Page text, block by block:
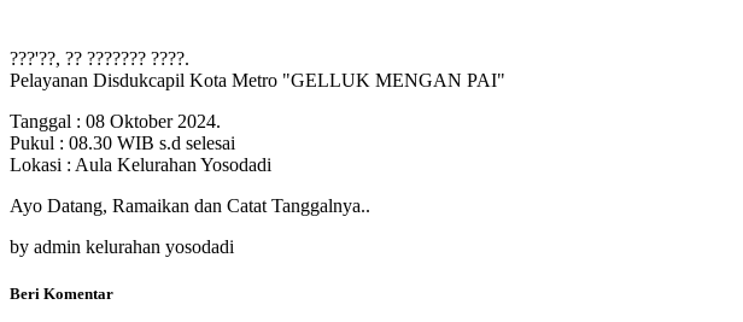
???'??, ?? ??????? ????.
Pelayanan Disdukcapil Kota Metro "GELLUK MENGAN PAI"
Tanggal : 08 Oktober 2024.
Pukul : 08.30 WIB s.d selesai
Lokasi : Aula Kelurahan Yosodadi
Ayo Datang, Ramaikan dan Catat Tanggalnya..
by admin kelurahan yosodadi
Beri Komentar